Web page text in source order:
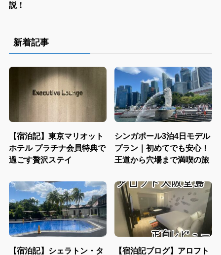
説！
新着記事
【宿泊記】東京マリオット
ホテル プラチナ会員特典で
過ごす贅沢ステイ
シンガポール3泊4日モデル
プラン｜初めてでも安心！
王道から穴場まで満喫の旅
【宿泊記】シェラトン・タ 【宿泊記ブログ】アロフト